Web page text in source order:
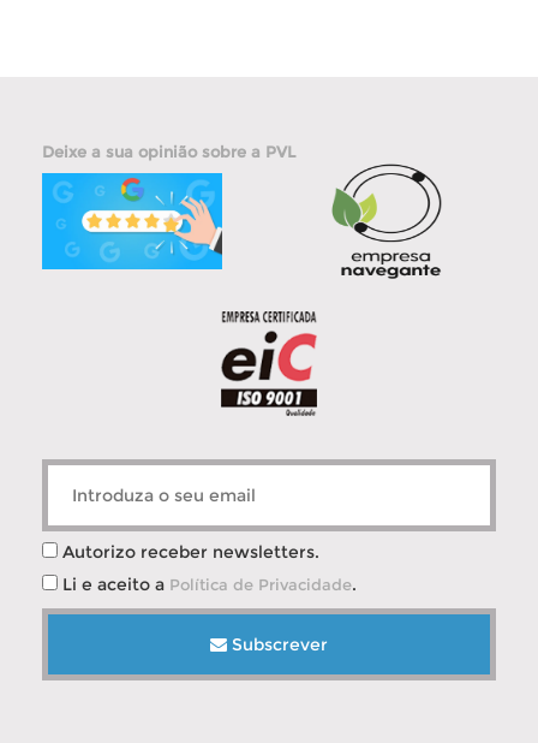
Deixe a sua opinião sobre a PVL
Autorizo receber newsletters.
Li e aceito a Política de Privacidade.
Subscrever